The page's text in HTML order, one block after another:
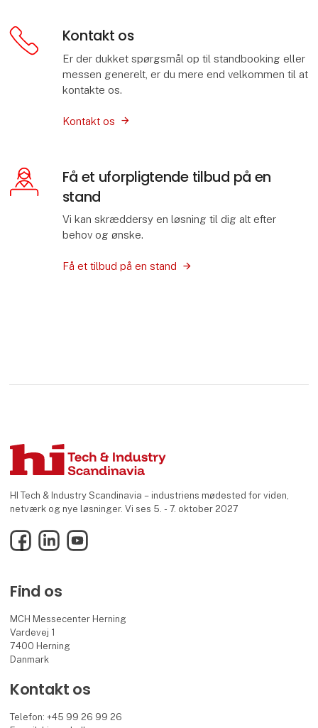
Kontakt os
Er der dukket spørgsmål op til standbooking eller
messen generelt, er du mere end velkommen til at
kontakte os.
Kontakt os
Få et uforpligtende tilbud på en
stand
Vi kan skræddersy en løsning til dig alt efter
behov og ønske.
Få et tilbud på en stand
HI Tech & Industry Scandinavia – industriens mødested for viden,
netværk og nye løsninger. Vi ses 5. - 7. oktober 2027
FacebookLinkedInYouTube
Find os
MCH Messecenter Herning
Vardevej 1
7400 Herning
Danmark
Kontakt os
Telefon: +45 99 26 99 26